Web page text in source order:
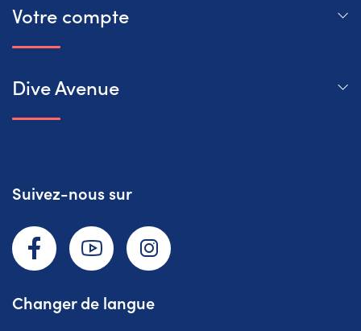
Votre compte
Dive Avenue
Suivez-nous sur
Changer de langue